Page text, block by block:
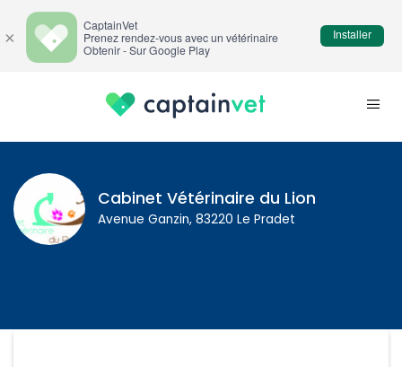
Cabinet Vétérinaire du Lion
Avenue Ganzin, 83220 Le Pradet
×
CaptainVet
Prenez rendez-vous avec un vétérinaire
Obtenir - Sur Google Play
Installer